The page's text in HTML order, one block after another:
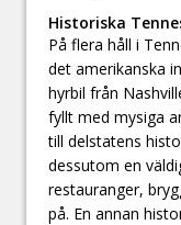
Historiska
På flera håll i
det amerikanska
hyrbil från
fyllt med mysiga
till delstatens
dessutom en
restauranger,
på. En annan